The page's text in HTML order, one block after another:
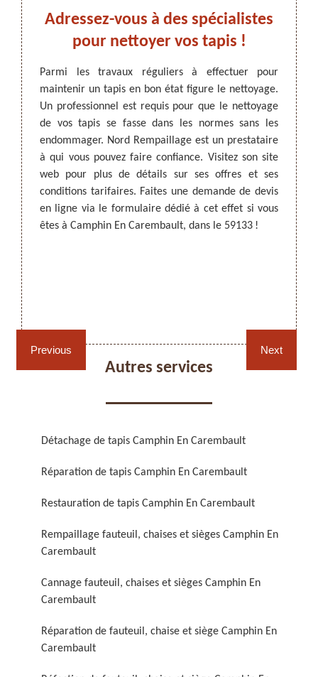
ARTISAN DEZITTER, REMPAILLAGE -
CANNAGE - RECOLLAGE, 59 NORD
Cannage fauteuil, chaises
Réparation de fauteuil,
chaise et siège 59
Réfection de fauteuil,
Rénovation de fauteuil,
chaise et siège 59
Nettoyage de fauteuil,
Previous
En
et
sont
les
il est
faire
à lui
Adressez-vous à des spécialistes
pour nettoyer vos tapis !
Parmi les travaux réguliers à effectuer pour
maintenir un tapis en bon état figure le nettoyage.
Un professionnel est requis pour que le nettoyage
de vos tapis se fasse dans les normes sans les
endommager. Nord Rempaillage est un prestataire
à qui vous pouvez faire confiance. Visitez son site
web pour plus de détails sur ses offres et ses
conditions tarifaires. Faites une demande de devis
en ligne via le formulaire dédié à cet effet si vous
êtes à Camphin En Carembault, dans le 59133 !
Les
les
il
vous
Next
Autres services
Détachage de tapis Camphin En Carembault
Réparation de tapis Camphin En Carembault
Restauration de tapis Camphin En Carembault
Rempaillage fauteuil, chaises et sièges Camphin En
Carembault
Cannage fauteuil, chaises et sièges Camphin En
Carembault
Réparation de fauteuil, chaise et siège Camphin En
Carembault